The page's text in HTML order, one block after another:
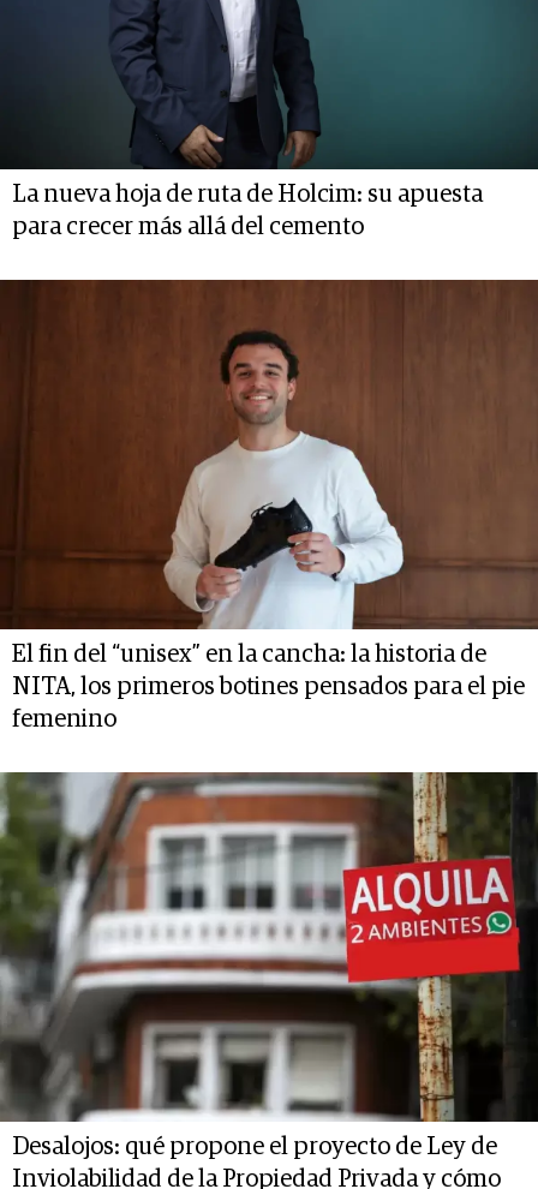
La nueva hoja de ruta de Holcim: su apuesta
para crecer más allá del cemento
El fin del “unisex” en la cancha: la historia de
NITA, los primeros botines pensados para el pie
femenino
Desalojos: qué propone el proyecto de Ley de
Inviolabilidad de la Propiedad Privada y cómo